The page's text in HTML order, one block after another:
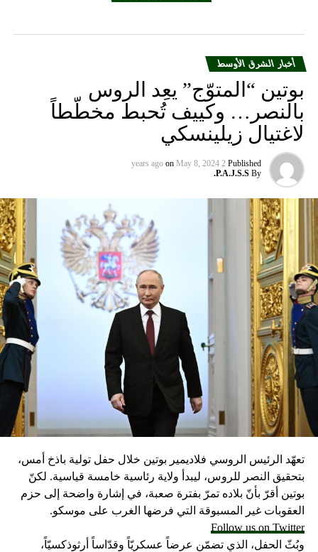
أخبار الشرق الأوسط
بوتين “المتوّج” يعِد الروس
بالنصر… وكييف تُحبط مخطّطاً
لاغتيال زيلينسكي
Published
2 years ago
on May 8, 2024
By
P.A.J.S.S.
تعهّد الرئيس الروسي فلاديمير بوتين خلال حفل تولية باذخ أمس،
بتحقيق النصر للروس، ليبدأ ولاية رئاسية خامسة قياسية. لكنّ
بوتين أقرّ بأنّ بلاده تمرّ بفترة صعبة، في إشارة واضحة إلى حزم
العقوبات غير المسبوقة التي فرضها الغرب على موسكو.
Follow us on Twitter
وبُثّ الحفل، الذي تضمّن عرضاً عسكريّاً وقدّاساً أرثوذكسيّاً،